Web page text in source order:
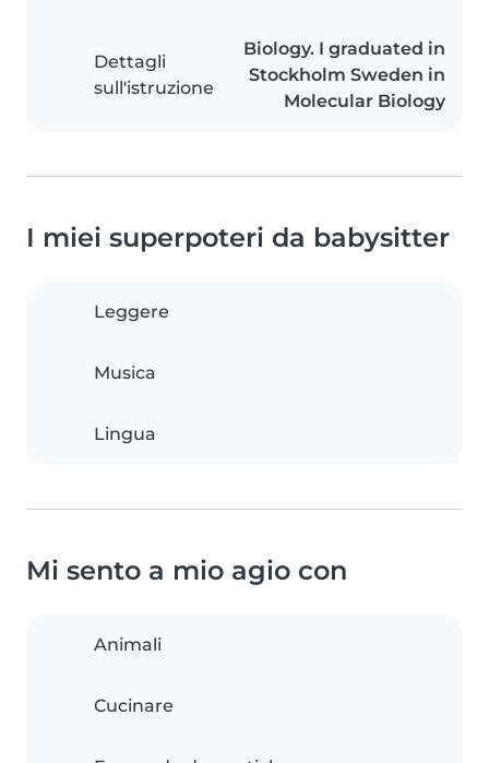
Dettagli
sull'istruzione
Biology. I graduated in
Stockholm Sweden in
Molecular Biology
I miei superpoteri da babysitter
Leggere
Musica
Lingua
Mi sento a mio agio con
Animali
Cucinare